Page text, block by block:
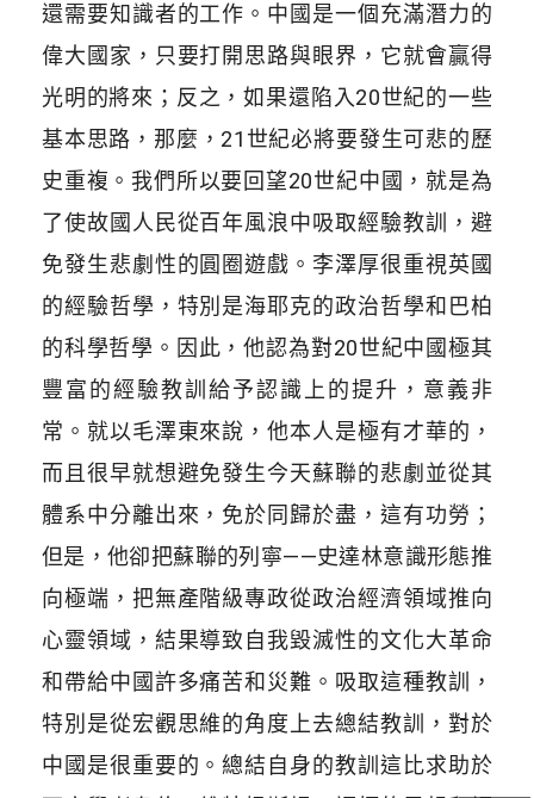
還需要知識者的工作。中國是一個充滿潛力的
偉大國家，只要打開思路與眼界，它就會贏得
光明的將來；反之，如果還陷入20世紀的一些
基本思路，那麼，21世紀必將要發生可悲的歷
史重複。我們所以要回望20世紀中國，就是為
了使故國人民從百年風浪中吸取經驗教訓，避
免發生悲劇性的圓圈遊戲。李澤厚很重視英國
的經驗哲學，特別是海耶克的政治哲學和巴柏
的科學哲學。因此，他認為對20世紀中國極其
豐富的經驗教訓給予認識上的提升，意義非
常。就以毛澤東來說，他本人是極有才華的，
而且很早就想避免發生今天蘇聯的悲劇並從其
體系中分離出來，免於同歸於盡，這有功勞；
但是，他卻把蘇聯的列寧——史達林意識形態推
向極端，把無產階級專政從政治經濟領域推向
心靈領域，結果導致自我毀滅性的文化大革命
和帶給中國許多痛苦和災難。吸取這種教訓，
特別是從宏觀思維的角度上去總結教訓，對於
中國是很重要的。總結自身的教訓這比求助於